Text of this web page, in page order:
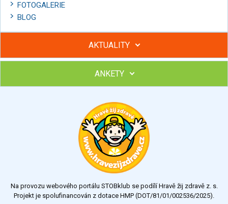
FOTOGALERIE
BLOG
AKTUALITY
Hubněte s podporou lektorky a skupiny v kurzech STOBu
Chcete poradit s hubnutím? Najděte si odborníka STOBu ve
ANKETY
Výsledky Všechny ankety
Na provozu webového portálu STOBklub se podílí Hravě žij zdravě z. s.
Projekt je spolufinancován z dotace HMP (DOT/81/01/002536/2025).